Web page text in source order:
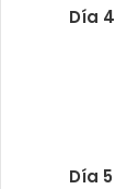
Día 4
Día 5